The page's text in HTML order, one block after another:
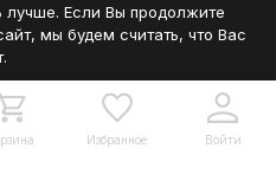
Избранное Войти
лучше. Если Вы продолжите
мы будем считать, что Вас